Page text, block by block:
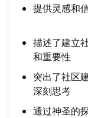
提供灵感和
描述了建立
和重要性
突出了社区
深刻思考
通过神圣的